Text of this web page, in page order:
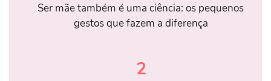
Ser mãe também é uma ciência: os pequenos
gestos que fazem a diferença
2